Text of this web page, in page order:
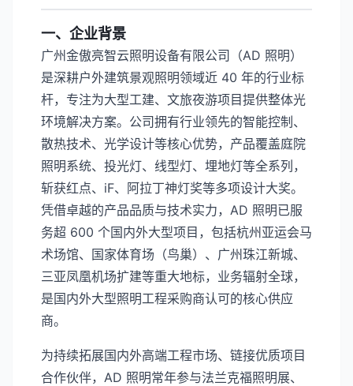
一、企业背景
广州金傲亮智云照明设备有限公司（AD 照明）
是深耕户外建筑景观照明领域近 40 年的行业标
杆，专注为大型工建、文旅夜游项目提供整体光
环境解决方案。公司拥有行业领先的智能控制、
散热技术、光学设计等核心优势，产品覆盖庭院
照明系统、投光灯、线型灯、埋地灯等全系列，
斩获红点、iF、阿拉丁神灯奖等多项设计大奖。
凭借卓越的产品品质与技术实力，AD 照明已服
务超 600 个国内外大型项目，包括杭州亚运会马
术场馆、国家体育场（鸟巢）、广州珠江新城、
三亚凤凰机场扩建等重大地标，业务辐射全球，
是国内外大型照明工程采购商认可的核心供应
商。
为持续拓展国内外高端工程市场、链接优质项目
合作伙伴，AD 照明常年参与法兰克福照明展、